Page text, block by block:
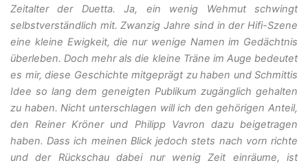
Zeitalter der Duetta. Ja, ein wenig Wehmut schwingt
selbstverständlich mit. Zwanzig Jahre sind in der Hifi-Szene
eine kleine Ewigkeit, die nur wenige Namen im Gedächtnis
überleben. Doch mehr als die kleine Träne im Auge bedeutet
es mir, diese Geschichte mitgeprägt zu haben und Schmittis
Idee so lang dem geneigten Publikum zugänglich gehalten
zu haben. Nicht unterschlagen will ich den gehörigen Anteil,
den Reiner Kröner und Philipp Vavron dazu beigetragen
haben. Dass ich meinen Blick jedoch stets nach vorn richte
und der Rückschau dabei nur wenig Zeit einräume, ist